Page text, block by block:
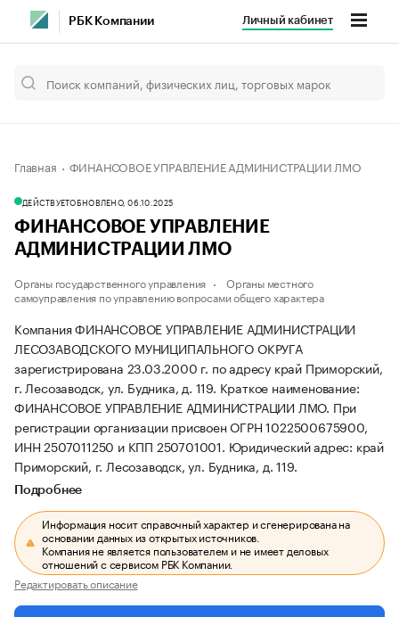
РБК Компании Личный кабинет
Главная ФИНАНСОВОЕ УПРАВЛЕНИЕ АДМИНИСТРАЦИИ ЛМО
ДЕЙСТВУЕТОБНОВЛЕНО, 06.10.2025
ФИНАНСОВОЕ УПРАВЛЕНИЕ
АДМИНИСТРАЦИИ ЛМО
Органы государственного управления
Органы местного
самоуправления по управлению вопросами общего характера
Компания ФИНАНСОВОЕ УПРАВЛЕНИЕ АДМИНИСТРАЦИИ
ЛЕСОЗАВОДСКОГО МУНИЦИПАЛЬНОГО ОКРУГА
зарегистрирована 23.03.2000 г. по адресу край Приморский,
г. Лесозаводск, ул. Будника, д. 119. Краткое наименование:
ФИНАНСОВОЕ УПРАВЛЕНИЕ АДМИНИСТРАЦИИ ЛМО. При
регистрации организации присвоен ОГРН 1022500675900,
ИНН 2507011250 и КПП 250701001. Юридический адрес: край
Приморский, г. Лесозаводск, ул. Будника, д. 119.
Подробнее
Информация носит справочный характер и сгенерирована на
основании данных из открытых источников.
Компания не является пользователем и не имеет деловых
отношений с сервисом РБК Компании.
Редактировать описание